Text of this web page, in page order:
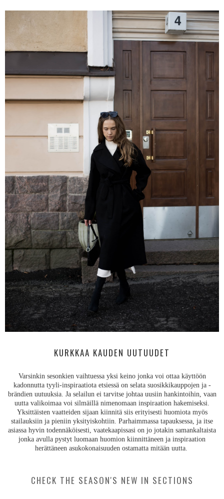
KURKKAA KAUDEN UUTUUDET
Varsinkin sesonkien vaihtuessa yksi keino jonka voi ottaa käyttöön
kadonnutta tyyli-inspiraatiota etsiessä on selata suosikkikauppojen ja -
brändien uutuuksia. Ja selailun ei tarvitse johtaa uusiin hankintoihin, vaan
uutta valikoimaa voi silmäillä nimenomaan inspiraation hakemiseksi.
Yksittäisten vaatteiden sijaan kiinnitä siis erityisesti huomiota myös
stailauksiin ja pieniin yksityiskohtiin. Parhaimmassa tapauksessa, ja itse
asiassa hyvin todennäköisesti, vaatekaapissasi on jo jotakin samankaltaista
jonka avulla pystyt luomaan huomion kiinnittäneen ja inspiraation
herättäneen asukokonaisuuden ostamatta mitään uutta.
CHECK THE SEASON'S NEW IN SECTIONS